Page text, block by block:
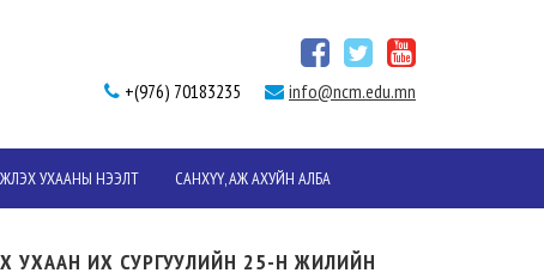
+(976) 70183235 info@ncm.edu.mn
УХААНЫ НЭЭЛТ САНХҮҮ, АЖ АХУЙН АЛБА
УХААН ИХ СУРГУУЛИЙН 25-Н ЖИЛИЙН